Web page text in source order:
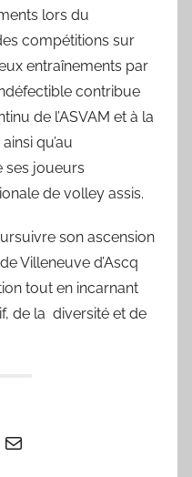
lors du
compétitions sur
entraînements par
contribue
de l’ASVAM et à la
qu’au
ses joueurs
de volley assis.
son ascension
Villeneuve d’Ascq
tout en incarnant
de la diversité et de
E-mail